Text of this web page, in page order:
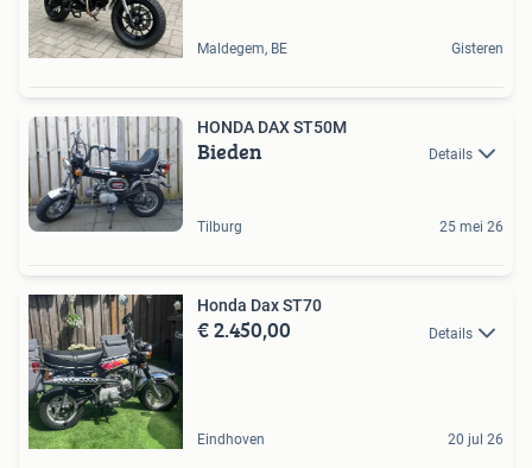
Maldegem, BE Gisteren
HONDA DAX ST50M
Bieden Details
Tilburg 25 mei 26
Honda Dax ST70
€ 2.450,00 Details
Eindhoven 20 jul 26